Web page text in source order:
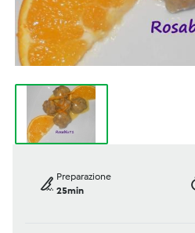
Preparazione
25min